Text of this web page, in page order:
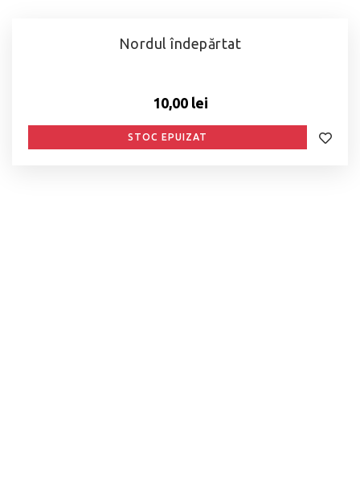
Nordul îndepărtat
10,00 lei
STOC EPUIZAT